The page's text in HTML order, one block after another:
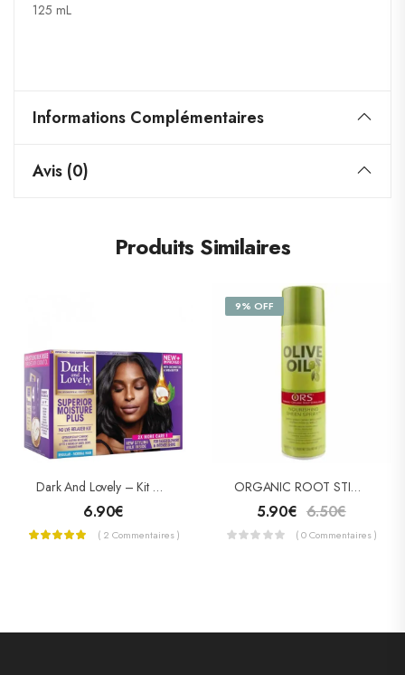
125 mL
Informations Complémentaires
Avis (0)
Produits Similaires
Dark And Lovely – Kit Défrisant Sans Soude Soin Démêlant Intense Plus Au Beurre De Karité
6.90€
( 2 Commentaires )
9% OFF
ORGANIC ROOT STIMULATOR OLIVE OIL NOURISHING SHEEN SPRAY
5.90€ 6.50€
( 0 Commentaires )